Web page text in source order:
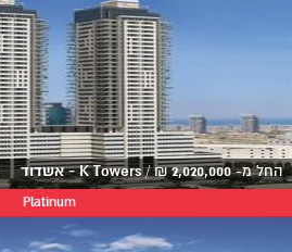
החל מ-2,020,000
₪
/K Towers - אשדוד
Platinum